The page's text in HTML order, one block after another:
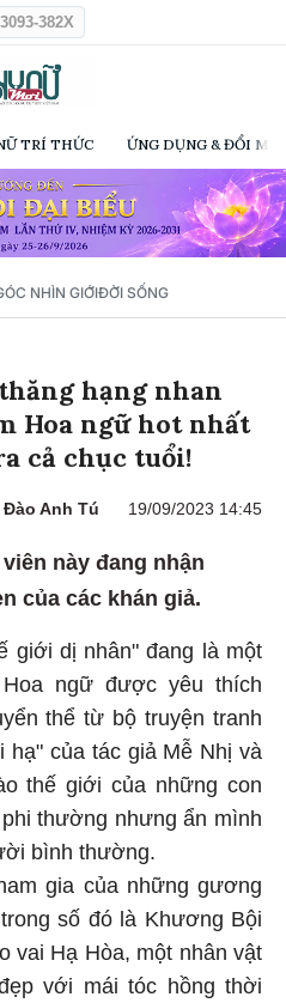
382X
TRÍ THỨC ỨNG DỤNG & ĐỔI
NHÌN GIỚIĐỜI SỐNG
hạng nhan
Hoa ngữ hot nhất
cả chục tuổi!
Đào Anh Tú 19/09/2023 14:45
này đang nhận
của các khán giả.
giới dị nhân" đang là một
ngữ được yêu thích
thể từ bộ truyện tranh
hạ" của tác giả Mễ Nhị và
thế giới của những con
thường nhưng ẩn mình
bình thường.
gia của những gương
số đó là Khương Bội
vai Hạ Hòa, một nhân vật
với mái tóc hồng thời